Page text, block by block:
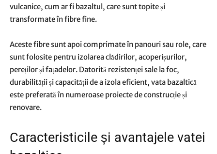
vulcanice, cum ar fi bazaltul, care sunt topite și
transformate în fibre fine.
Aceste fibre sunt apoi comprimate în panouri sau role, care
sunt folosite pentru izolarea clădirilor, acoperișurilor,
pereților și fațadelor. Datorită rezistenței sale la foc,
durabilității și capacității de a izola eficient, vata bazaltică
este preferată în numeroase proiecte de construcție și
renovare.
Caracteristicile și avantajele vatei